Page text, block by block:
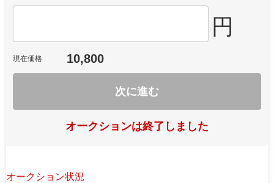
円
現在価格 10,800
次に進む
オークションは終了しました
オークション状況